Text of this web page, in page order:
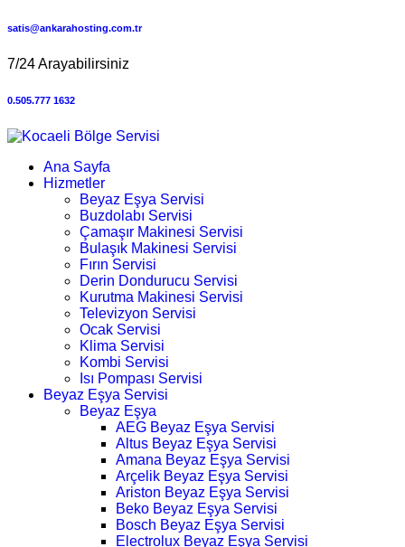
satis@ankarahosting.com.tr
7/24 Arayabilirsiniz
0.505.777 1632
Ana Sayfa
Hizmetler
Beyaz Eşya Servisi
Buzdolabı Servisi
Çamaşır Makinesi Servisi
Bulaşık Makinesi Servisi
Fırın Servisi
Derin Dondurucu Servisi
Kurutma Makinesi Servisi
Televizyon Servisi
Ocak Servisi
Klima Servisi
Kombi Servisi
Isı Pompası Servisi
Beyaz Eşya Servisi
Beyaz Eşya
AEG Beyaz Eşya Servisi
Altus Beyaz Eşya Servisi
Amana Beyaz Eşya Servisi
Arçelik Beyaz Eşya Servisi
Ariston Beyaz Eşya Servisi
Beko Beyaz Eşya Servisi
Bosch Beyaz Eşya Servisi
Electrolux Beyaz Eşya Servisi